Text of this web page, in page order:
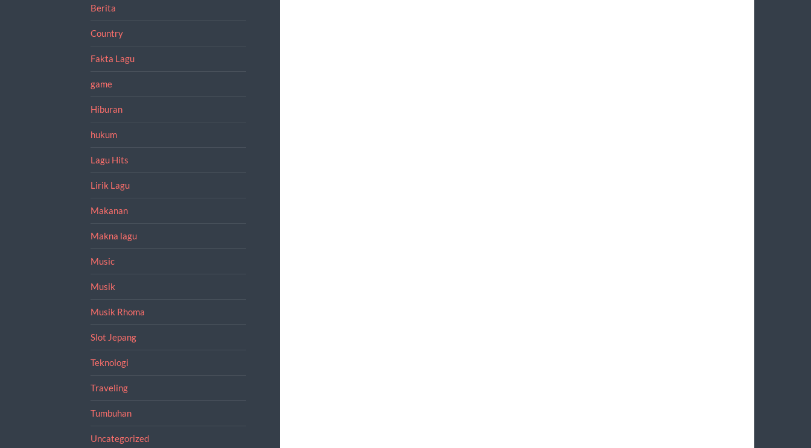
Berita
Country
Fakta Lagu
game
Hiburan
hukum
Lagu Hits
Lirik Lagu
Makanan
Makna lagu
Music
Musik
Musik Rhoma
Slot Jepang
Teknologi
Traveling
Tumbuhan
Uncategorized